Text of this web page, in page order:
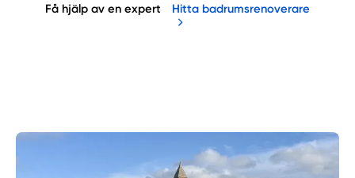
Få hjälp av en expert Hitta badrumsrenoverare